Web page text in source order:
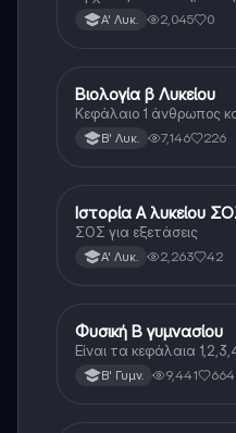
Λυκείου.Α' Λυκ. 2,045 0
Βιολογία
Βιολογία β Λυκείου
Κεφάλαιο 1 άνθρωπος
Β' Λυκ. 7,146 226
Ιστορία
Ιστορία Α λυκείου
ΣΟΣ για εξετάσεις
Α' Λυκ. 2,263 42
Φυσική
Φυσική Β γυμνασίου
Είναι τα κεφάλαια
Β' Γυμν. 9,441 664